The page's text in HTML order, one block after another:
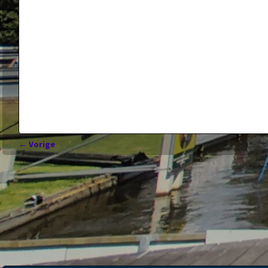
Bericht navigatie
← Vorige